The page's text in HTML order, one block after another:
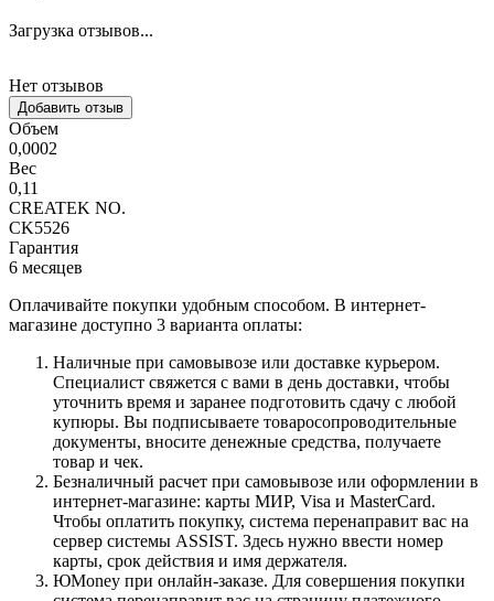
Загрузка отзывов...
Нет отзывов
Добавить отзыв
Объем
0,0002
Вес
0,11
CREATEK NO.
CK5526
Гарантия
6 месяцев
Оплачивайте покупки удобным способом. В интернет-
магазине доступно 3 варианта оплаты:
Наличные при самовывозе или доставке курьером.
Специалист свяжется с вами в день доставки, чтобы
уточнить время и заранее подготовить сдачу с любой
купюры. Вы подписываете товаросопроводительные
документы, вносите денежные средства, получаете
товар и чек.
Безналичный расчет при самовывозе или оформлении в
интернет-магазине: карты МИР, Visa и MasterCard.
Чтобы оплатить покупку, система перенаправит вас на
сервер системы ASSIST. Здесь нужно ввести номер
карты, срок действия и имя держателя.
ЮMoney при онлайн-заказе. Для совершения покупки